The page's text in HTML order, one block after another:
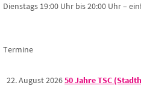
Dienstags 19:00 Uhr bis 20:00 Uhr –
Termine
22. August 202650 Jahre TSC